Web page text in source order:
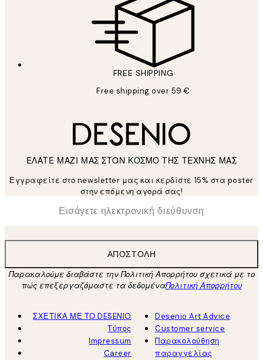
FREE SHIPPING
Free shipping over 59 €
ΕΛΑΤΕ ΜΑΖΙ ΜΑΣ ΣΤΟΝ ΚΟΣΜΟ ΤΗΣ ΤΕΧΝΗΣ ΜΑΣ
Εγγραφείτε στο newsletter μας και κερδίστε 15% στα poster
στην επόμενη αγορά σας!
Ηλεκτρονική Διεύθυνση
ΑΠΟΣΤΟΛΉ
Παρακαλούμε διαβάστε την Πολιτική Απορρήτου σχετικά με το
πώς επεξεργαζόμαστε τα δεδομέναΠολιτική Απορρήτου
ΣΧΕΤΙΚΑ ΜΕ ΤΟ DESENIO
Τύπος
Impressum
Career
Desenio Art Advice
Customer service
Παρακολούθηση
παραγγελίας